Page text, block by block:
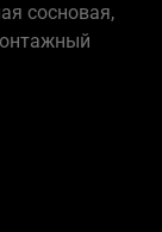
сосновая,